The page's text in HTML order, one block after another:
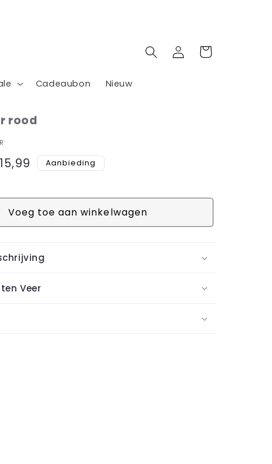
Cadeaubon Nieuw
Inloggen
Winkelwagen
rood
Aanbieding
Voeg toe aan winkelwagen
Veer